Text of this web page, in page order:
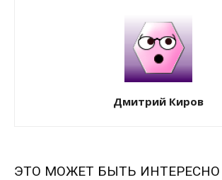
Дмитрий Киров
ЭТО МОЖЕТ БЫТЬ ИНТЕРЕСНО